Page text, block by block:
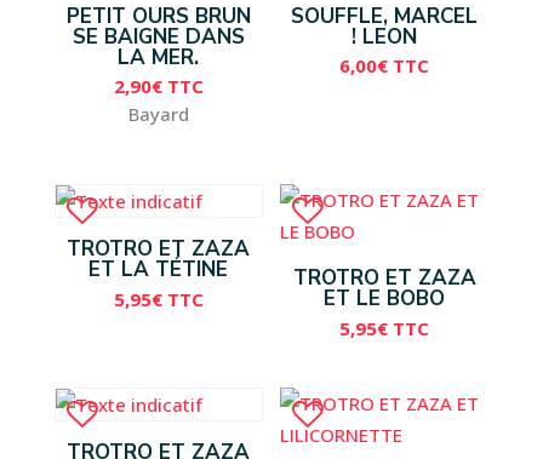
PETIT OURS BRUN
SE BAIGNE DANS
LA MER.
2,90€ TTC
Bayard
SOUFFLE, MARCEL
! LEON
6,00€ TTC
TROTRO ET ZAZA
ET LA TÉTINE
5,95€ TTC
TROTRO ET ZAZA
ET LE BOBO
5,95€ TTC
TROTRO ET ZAZA